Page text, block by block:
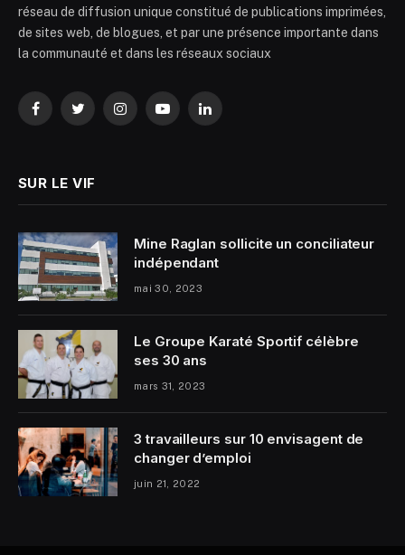
réseau de diffusion unique constitué de publications imprimées,
de sites web, de blogues, et par une présence importante dans
la communauté et dans les réseaux sociaux
FacebookTwitterInstagramYouTubeLinkedIn
SUR LE VIF
Mine Raglan sollicite un conciliateur
indépendant
mai 30, 2023
Le Groupe Karaté Sportif célèbre
ses 30 ans
mars 31, 2023
3 travailleurs sur 10 envisagent de
changer d’emploi
juin 21, 2022